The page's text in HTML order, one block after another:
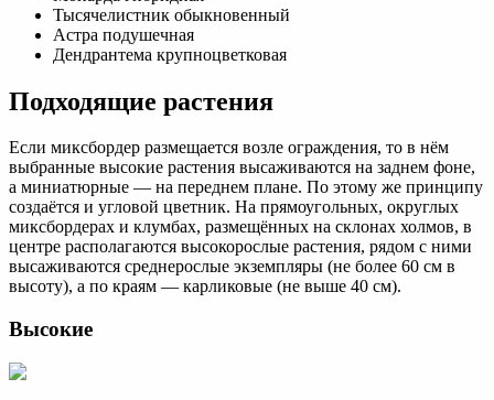
Тысячелистник обыкновенный
Астра подушечная
Дендрантема крупноцветковая
Подходящие растения
Если миксбордер размещается возле ограждения, то в нём
выбранные высокие растения высаживаются на заднем фоне,
а миниатюрные — на переднем плане. По этому же принципу
создаётся и угловой цветник. На прямоугольных, округлых
миксбордерах и клумбах, размещённых на склонах холмов, в
центре располагаются высокорослые растения, рядом с ними
высаживаются среднерослые экземпляры (не более 60 см в
высоту), а по краям — карликовые (не выше 40 см).
Высокие